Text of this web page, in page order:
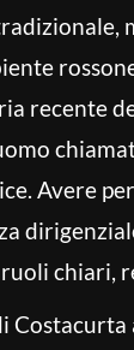
recente
Avere
chiari,